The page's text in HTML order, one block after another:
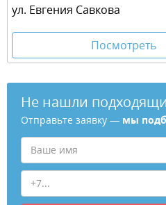
ул. Евгения Савкова
Посмотреть
Не нашли
Отправьте заявку — мы